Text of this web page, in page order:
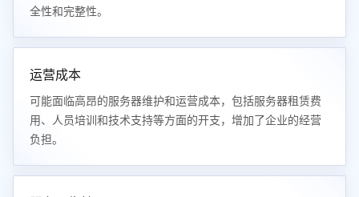
全性和完整性。
运营成本
可能面临高昂的服务器维护和运营成本，包括服务器租赁费
用、人员培训和技术支持等方面的开支，增加了企业的经营
负担。